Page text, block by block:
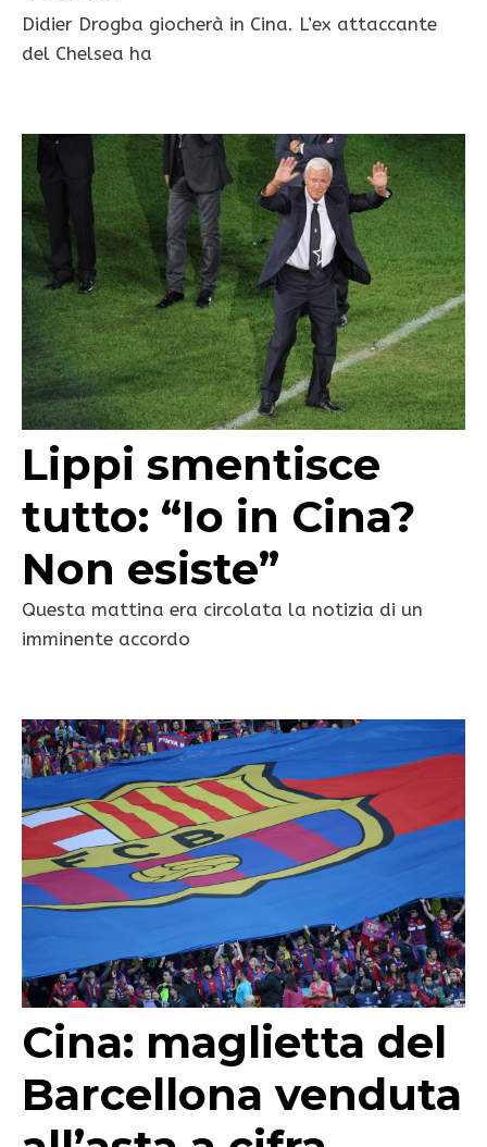
Didier Drogba giocherà in Cina. L’ex attaccante
del Chelsea ha
Lippi smentisce
tutto: “Io in Cina?
Non esiste”
Questa mattina era circolata la notizia di un
imminente accordo
Cina: maglietta del
Barcellona venduta